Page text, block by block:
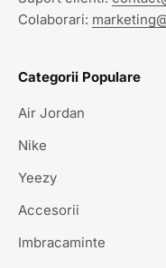
Colaborari:
Categorii Populare
Air Jordan
Nike
Yeezy
Accesorii
Imbracaminte